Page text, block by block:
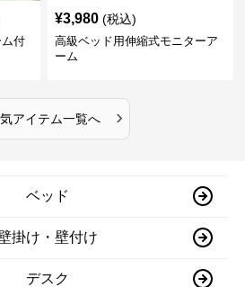
付
¥3,980 (税込)
高級ベッド用伸縮式モニターア
ーム
気アイテム一覧へ ›
ベッド
掛け・壁付け
デスク